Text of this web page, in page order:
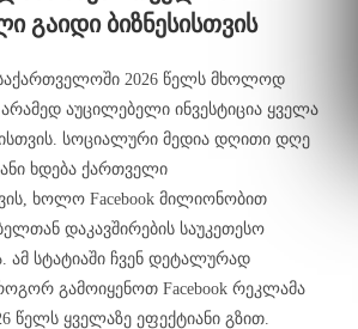
გაიდი ბიზნესისთვის
საქართველოში 2026 წელს მხოლოდ
აუცილებელი ინვესტიცია ყველა
სოციალური მედია დღითი დღე
ხდება ქართველი
ხოლო Facebook მილიონობით
დაკავშირების საუკეთესო
სტატიაში ჩვენ დეტალურად
გამოიყენოთ Facebook რეკლამა
წელს ყველაზე ეფექტიანი გზით.